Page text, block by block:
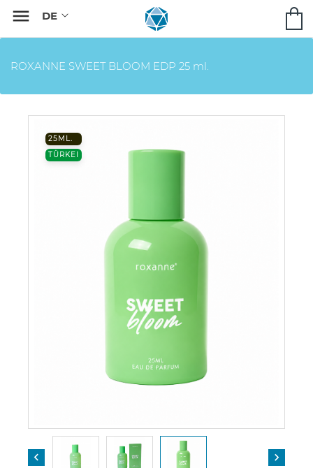

ROXANNE SWEET BLOOM EDP 25 ml.
25ML.
TÜRKEI
 